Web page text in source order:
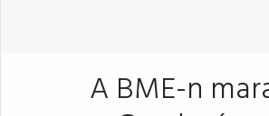
A BME-n